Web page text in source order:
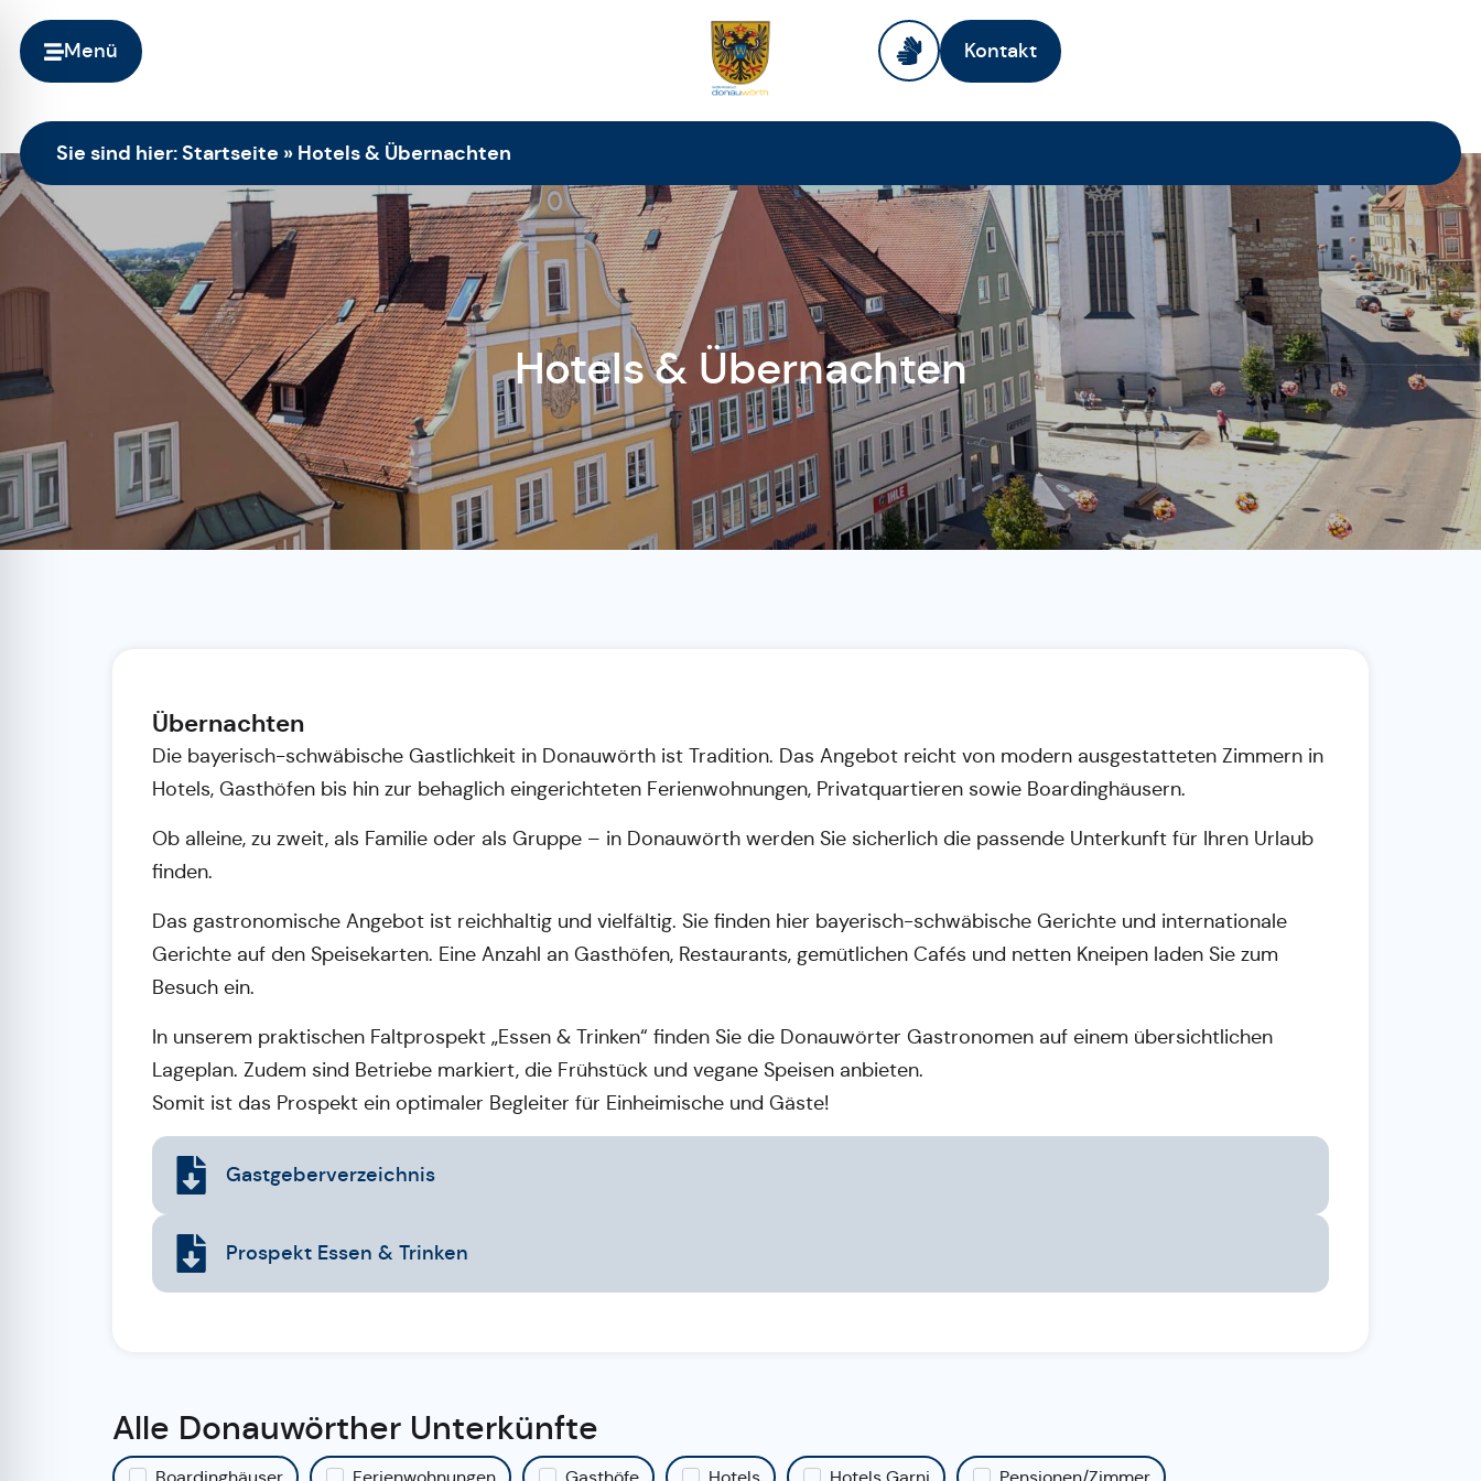
Menü Kontakt
Sie sind hier:Startseite » Hotels & Übernachten
Hotels & Übernachten
Übernachten
Die bayerisch-schwäbische Gastlichkeit in Donauwörth ist Tradition. Das Angebot reicht von modern ausgestatteten Zimmern in
Hotels, Gasthöfen bis hin zur behaglich eingerichteten Ferienwohnungen, Privatquartieren sowie Boardinghäusern.
Ob alleine, zu zweit, als Familie oder als Gruppe – in Donauwörth werden Sie sicherlich die passende Unterkunft für Ihren Urlaub
finden.
Das gastronomische Angebot ist reichhaltig und vielfältig. Sie finden hier bayerisch-schwäbische Gerichte und internationale
Gerichte auf den Speisekarten. Eine Anzahl an Gasthöfen, Restaurants, gemütlichen Cafés und netten Kneipen laden Sie zum
Besuch ein.
In unserem praktischen Faltprospekt „Essen & Trinken“ finden Sie die Donauwörter Gastronomen auf einem übersichtlichen
Lageplan. Zudem sind Betriebe markiert, die Frühstück und vegane Speisen anbieten.
Somit ist das Prospekt ein optimaler Begleiter für Einheimische und Gäste!
Gastgeberverzeichnis
Prospekt Essen & Trinken
Alle Donauwörther Unterkünfte
Boardinghäuser Ferienwohnungen Gasthöfe Hotels Hotels Garni Pensionen/Zimmer